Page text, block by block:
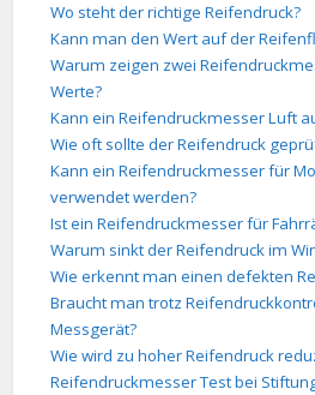
Wo steht der richtige Reifendruck?
Kann man den Wert auf der
Warum zeigen zwei
Werte?
Kann ein Reifendruckmesser Luft
Wie oft sollte der Reifendruck
Kann ein Reifendruckmesser für
verwendet werden?
Ist ein Reifendruckmesser für
Warum sinkt der Reifendruck im
Wie erkennt man einen defekten
Braucht man trotz
Messgerät?
Wie wird zu hoher Reifendruck
Reifendruckmesser Test bei